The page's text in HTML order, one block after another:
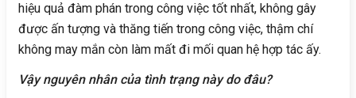
hiệu quả đàm phán trong công việc tốt nhất, không gây
được ấn tượng và thăng tiến trong công việc, thậm chí
không may mắn còn làm mất đi mối quan hệ hợp tác ấy.
Vậy nguyên nhân của tình trạng này do đâu?